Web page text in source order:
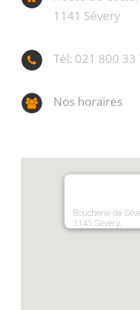
1141 Sévery
Tél: 021 800 33
Nos horaires
Boucherie de
1141 Sévery,